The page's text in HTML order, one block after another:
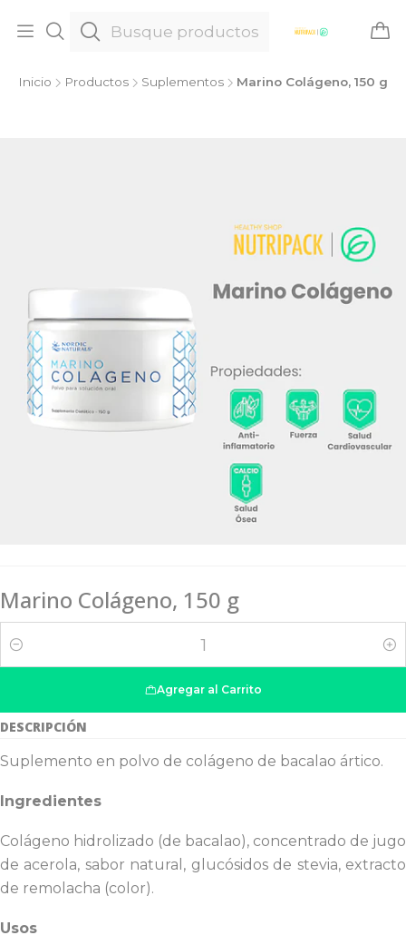
Inicio Productos Suplementos Marino Colágeno, 150 g
Marino Colágeno, 150 g
Cantidad
Agregar al Carrito
DESCRIPCIÓN
Suplemento en polvo de colágeno de bacalao ártico.
Ingredientes
Colágeno hidrolizado (de bacalao), concentrado de jugo
de acerola, sabor natural, glucósidos de stevia, extracto
de remolacha (color).
Usos